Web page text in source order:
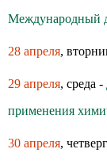
Международный
28 апреля,
29 апреля, среда -
применения
30 апреля,